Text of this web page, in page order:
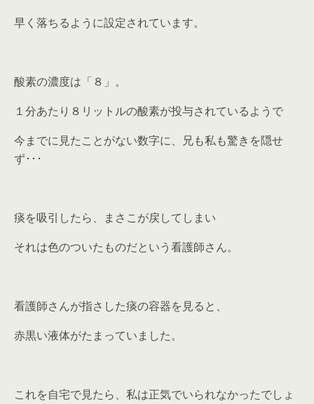
早く落ちるように設定されています。
酸素の濃度は「８」。
１分あたり８リットルの酸素が投与されているようで
今までに見たことがない数字に、兄も私も驚きを隠せ
ず･･･
痰を吸引したら、まさこが戻してしまい
それは色のついたものだという看護師さん。
看護師さんが指さした痰の容器を見ると、
赤黒い液体がたまっていました。
これを自宅で見たら、私は正気でいられなかったでしょ